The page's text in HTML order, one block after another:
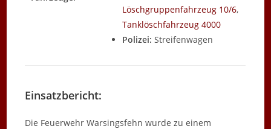
Löschgruppenfahrzeug 10/6,
Tanklöschfahrzeug 4000
Polizei: Streifenwagen
Einsatzbericht:
Die Feuerwehr Warsingsfehn wurde zu einem